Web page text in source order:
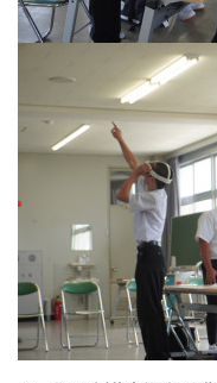
空中に浮かぶ部品を自
的な体験を楽しんでも